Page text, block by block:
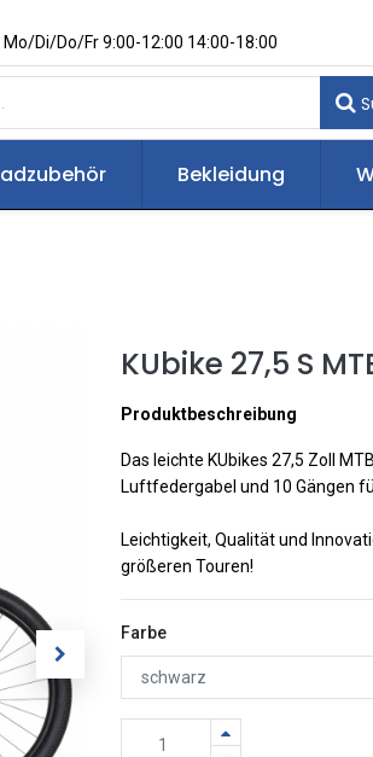
Mo/Di/Do/Fr 9:00-12:00 14:00-18:00
Bekleidung
KUbike 27,5 S
Produktbeschreibung
Das leichte KUbikes 27,5 Zoll
Luftfedergabel und 10 Gängen
Leichtigkeit, Qualität und
größeren Touren!
Farbe